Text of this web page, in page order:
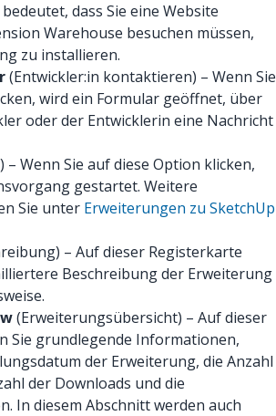
dass Sie eine Website
Warehouse besuchen müssen,
zu installieren.
(Entwickler:in kontaktieren) – Wenn Sie
wird ein Formular geöffnet, über
oder der Entwicklerin eine Nachricht
– Wenn Sie auf diese Option klicken,
gestartet. Weitere
Sie unter Erweiterungen zu SketchUp
– Auf dieser Registerkarte
Beschreibung der Erweiterung
(Erweiterungsübersicht) – Auf dieser
Sie grundlegende Informationen,
der Erweiterung, die Anzahl
der Downloads und die
In diesem Abschnitt werden auch